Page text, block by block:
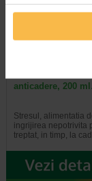
anticadere, 200
Stresul, alimentatia
ingrijirea nepotrivita
treptat, in timp, la